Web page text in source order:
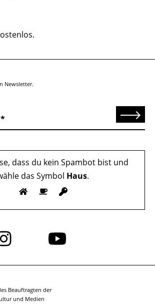
Newsletter.
Senden
dass du kein Spambot bist und
das Symbol Haus.
Folge
auf
Beauftragten der
und Medien